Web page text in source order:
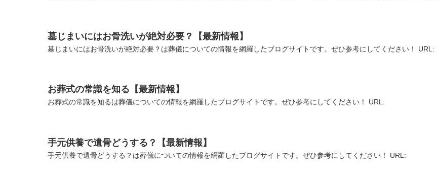
墓じまいにはお骨洗いが絶対必要？【最新情報】
墓じまいにはお骨洗いが絶対必要？は葬儀についての情報を網羅したブログサイトです。ぜひ参考にしてください！ URL:
お葬式の常識を知る【最新情報】
お葬式の常識を知るは葬儀についての情報を網羅したブログサイトです。ぜひ参考にしてください！ URL:
手元供養で遺骨どうする？【最新情報】
手元供養で遺骨どうする？は葬儀についての情報を網羅したブログサイトです。ぜひ参考にしてください！ URL: